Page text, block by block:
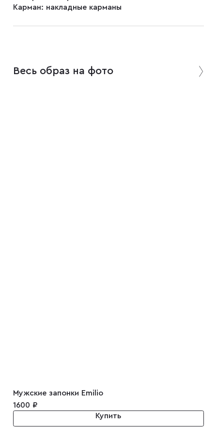
Карман: накладные карманы
Весь образ на фото
Мужские запонки Emilio
1600 ₽
Купить